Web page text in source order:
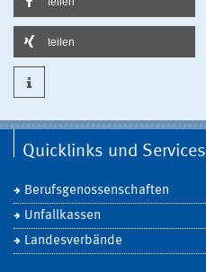
teilen
Quicklinks und Services
Berufsgenossenschaften
Unfallkassen
Landesverbände